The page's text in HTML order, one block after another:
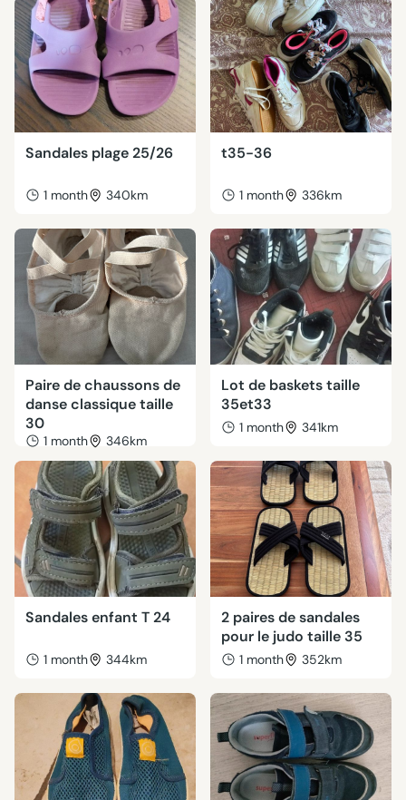
Sandales plage 25/26
1 month 340km
t35-36
1 month 336km
Paire de chaussons de
danse classique taille
30
1 month 346km
Lot de baskets taille
35et33
1 month 341km
Sandales enfant T 24
1 month 344km
2 paires de sandales
pour le judo taille 35
1 month 352km